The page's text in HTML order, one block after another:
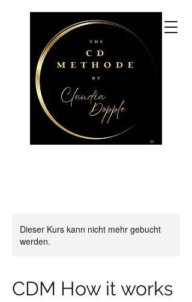
CLAUDIA DOPPLE
CDM Coaching und Beratung,
CDM Seminare, 3+
Praxisgruppen
Dieser Kurs kann nicht mehr gebucht
werden.
CDM How it works